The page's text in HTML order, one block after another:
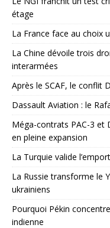
étage
La France face au choix
La Chine dévoile trois
interarmées
Après le SCAF, le conflit
Dassault Aviation : le
Méga-contrats PAC-3 et
en pleine expansion
La Turquie valide
La Russie transforme le
ukrainiens
Pourquoi Pékin
indienne